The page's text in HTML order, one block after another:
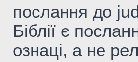
послання до
Біблії є
ознаці, а не